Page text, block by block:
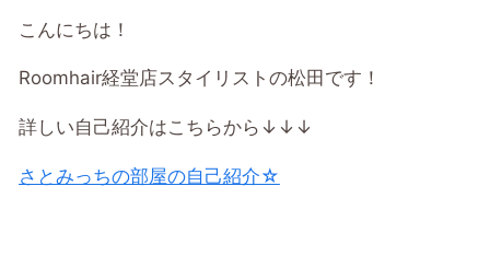
こんにちは！
Roomhair経堂店スタイリストの松田です！
詳しい自己紹介はこちらから↓↓↓
さとみっちの部屋の自己紹介☆